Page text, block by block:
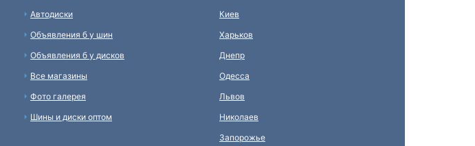
Автодиски
Объявления б у шин
Объявления б у дисков
Все магазины
Фото галерея
Шины и диски оптом
Киев
Харьков
Днепр
Одесса
Львов
Николаев
Запорожье